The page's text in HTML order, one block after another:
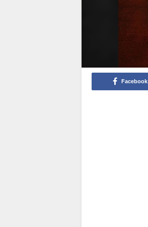
Facebook